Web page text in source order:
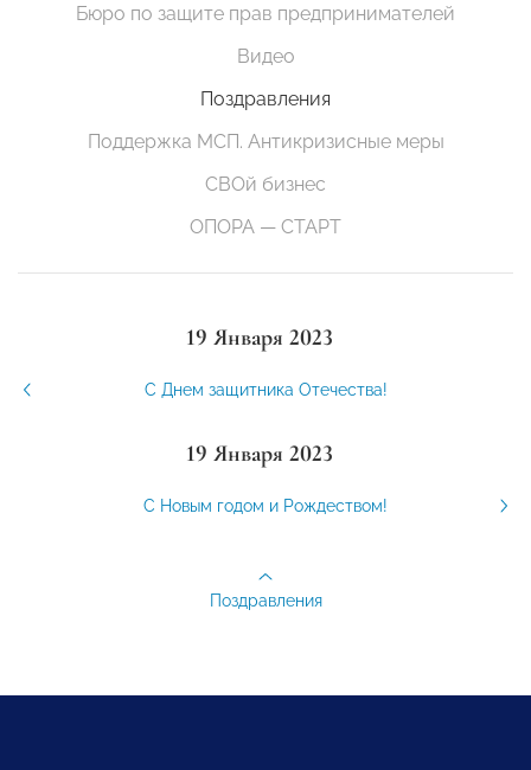
Бюро по защите прав предпринимателей
Видео
Поздравления
Поддержка МСП. Антикризисные меры
СВОй бизнес
ОПОРА — СТАРТ
19 Января 2023
С Днем защитника Отечества!
19 Января 2023
С Новым годом и Рождеством!
Поздравления